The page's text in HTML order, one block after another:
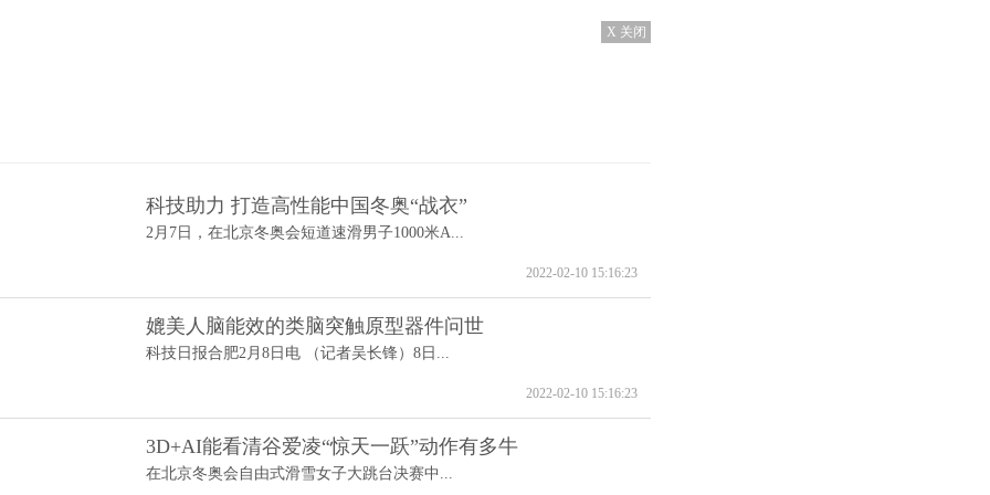
X 关闭
科技助力 打造高性能中国冬奥“战衣”
2月7日，在北京冬奥会短道速滑男子1000米A...
2022-02-10 15:16:23
媲美人脑能效的类脑突触原型器件问世
科技日报合肥2月8日电 （记者吴长锋）8日...
2022-02-10 15:16:23
3D+AI能看清谷爱凌“惊天一跃”动作有多牛
在北京冬奥会自由式滑雪女子大跳台决赛中...